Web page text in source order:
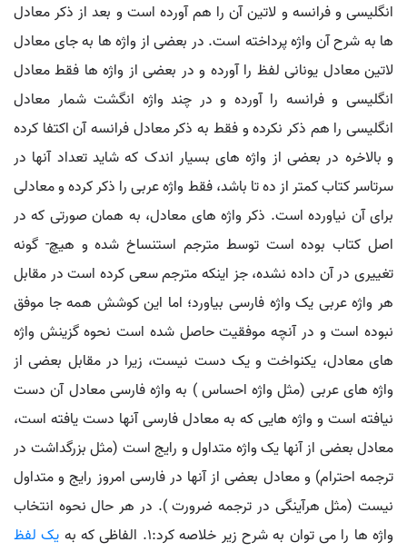
انگلیسی و فرانسه و لاتین آن را هم آورده است و بعد از ذکر معادل
ها به شرح آن واژه پرداخته است. در بعضی از واژه ها به جای معادل
لاتین معادل یونانی لفظ را آورده و در بعضی از واژه ها فقط معادل
انگلیسی و فرانسه را آورده و در چند واژه انگشت شمار معادل
انگلیسی را هم ذکر نکرده و فقط به ذکر معادل فرانسه آن اکتفا کرده
و بالاخره در بعضی از واژه های بسیار اندک که شاید تعداد آنها در
سرتاسر کتاب کمتر از ده تا باشد، فقط واژه عربی را ذکر کرده و معادلی
برای آن نیاورده است. ذکر واژه های معادل، به همان صورتی که در
اصل کتاب بوده است توسط مترجم استنساخ شده و هیچ- گونه
تغییری در آن داده نشده، جز اینکه مترجم سعی کرده است در مقابل
هر واژه عربی یک واژه فارسی بیاورد؛ اما این کوشش همه جا موفق
نبوده است و در آنچه موفقیت حاصل شده است نحوه گزینش واژه
های معادل، یکنواخت و یک دست نیست، زیرا در مقابل بعضی از
واژه های عربی (مثل واژه احساس ) به واژه فارسی معادل آن دست
نیافته است و واژه هایی که به معادل فارسی آنها دست یافته است،
معادل بعضی از آنها یک واژه متداول و رایج است (مثل بزرگداشت در
ترجمه احترام) و معادل بعضی از آنها در فارسی امروز رایج و متداول
نیست (مثل هرآینگی در ترجمه ضرورت ). در هر حال نحوه انتخاب
واژه ها را می توان به شرح زیر خلاصه کرد:۱. الفاظی که به
یک لفظ